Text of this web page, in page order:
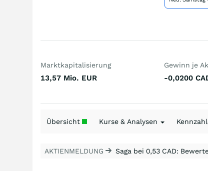
Marktkapitalisierung
13,57 Mio. EUR
Gewinn je
-0,0200
Übersicht Kurse & Analysen
AKTIENMELDUNG Saga bei 0,53 CAD: